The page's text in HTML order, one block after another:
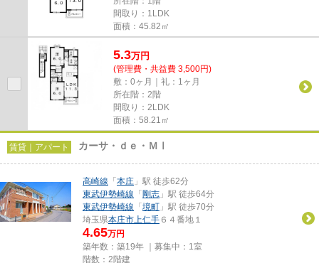
間取り：1LDK
面積：45.82㎡
5.3万円
(管理費・共益費 3,500円)
敷：0ヶ月｜礼：1ヶ月
所在階：2階
間取り：2LDK
面積：58.21㎡
賃貸｜アパート カーサ・ｄｅ・ＭⅠ
高崎線 「 本庄 」駅 徒歩62分
東武伊勢崎線 「 剛志 」駅 徒歩64分
東武伊勢崎線 「 境町 」駅 徒歩70分
埼玉県本庄市上仁手 ６４番地１
4.65万円
築年数：築19年 ｜募集中： 1室
階数：2階建